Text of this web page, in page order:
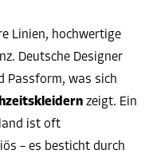
Linien, hochwertige
Deutsche Designer
Passform, was sich
zeigt. Ein
ist oft
– es besticht durch